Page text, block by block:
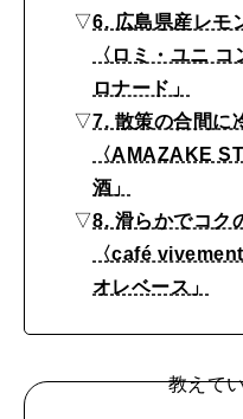
▽6. 広島県産レモ
〈ロミ・ユニ
ロナード」
▽7. 散策の合間に
〈AMAZAKE
酒」
▽8. 滑らかでコク
〈café
オレベース」
教えて